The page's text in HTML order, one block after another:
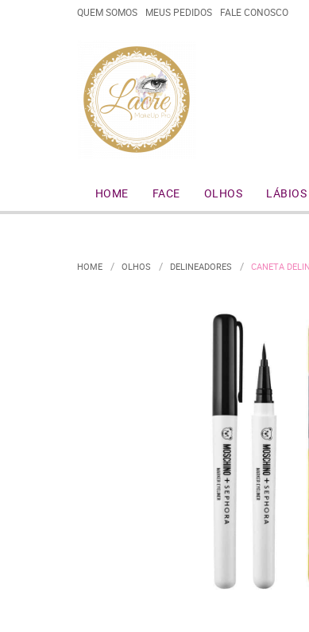
QUEM SOMOS MEUS PEDIDOS FALE CONOSCO
HOME FACE OLHOS LÁBIOS
HOME OLHOS DELINEADORES CANETA